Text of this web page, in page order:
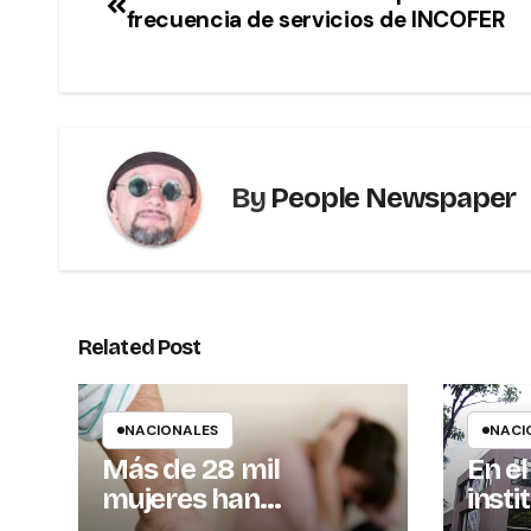
frecuencia de servicios de INCOFER
By People Newspaper
Related Post
NACIONALES
Más de 28 mil
mujeres han
En